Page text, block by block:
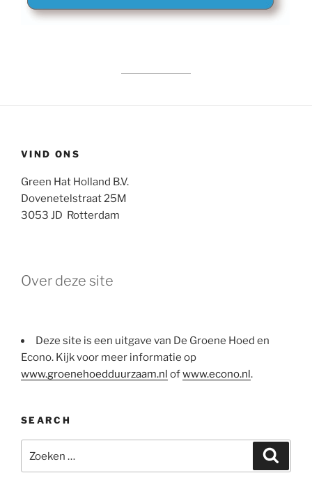
VIND ONS
Green Hat Holland B.V.
Dovenetelstraat 25M
3053 JD Rotterdam
Over deze site
Deze site is een uitgave van De Groene Hoed en
Econo. Kijk voor meer informatie op
www.groenehoedduurzaam.nl ofwww.econo.nl.
SEARCH
naar: